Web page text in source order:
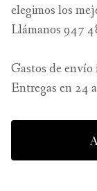
elegimos los
Llámanos 947
Gastos de
Entregas en 24